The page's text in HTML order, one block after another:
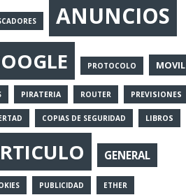
ANUNCIOS
PROTOCOLO MOVIL
PIRATERIA ROUTER PREVISIONES
COPIAS DE SEGURIDAD LIBROS
GENERAL
PUBLICIDAD ETHER